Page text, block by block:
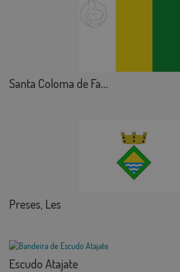
Santa Coloma de Fa...
Preses, Les
Escudo Atajate